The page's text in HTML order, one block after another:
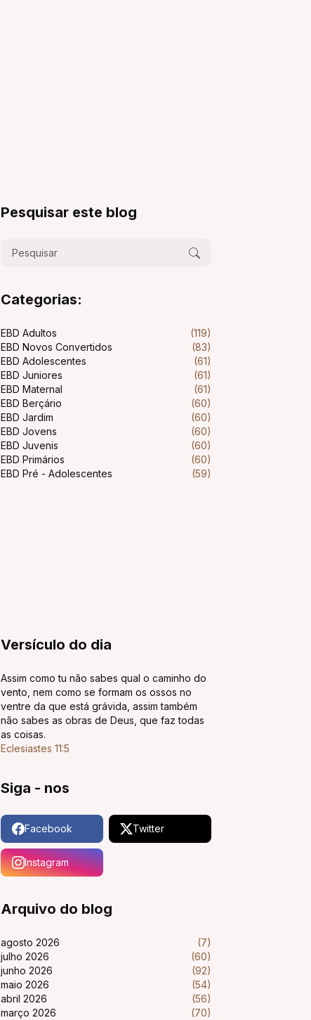
Pesquisar este blog
Categorias:
EBD Adultos
(119)
EBD Novos Convertidos
(83)
EBD Adolescentes
(61)
EBD Juniores
(61)
EBD Maternal
(61)
EBD Berçário
(60)
EBD Jardim
(60)
EBD Jovens
(60)
EBD Juvenis
(60)
EBD Primários
(60)
EBD Pré - Adolescentes
(59)
Versículo do dia
Assim como tu não sabes qual o caminho do
vento, nem como se formam os ossos no
ventre da que está grávida, assim também
não sabes as obras de Deus, que faz todas
as coisas.
Eclesiastes 11:5
Siga - nos
Facebook Twitter
Instagram
Arquivo do blog
agosto 2026
(7)
julho 2026
(60)
junho 2026
(92)
maio 2026
(54)
abril 2026
(56)
março 2026
(70)